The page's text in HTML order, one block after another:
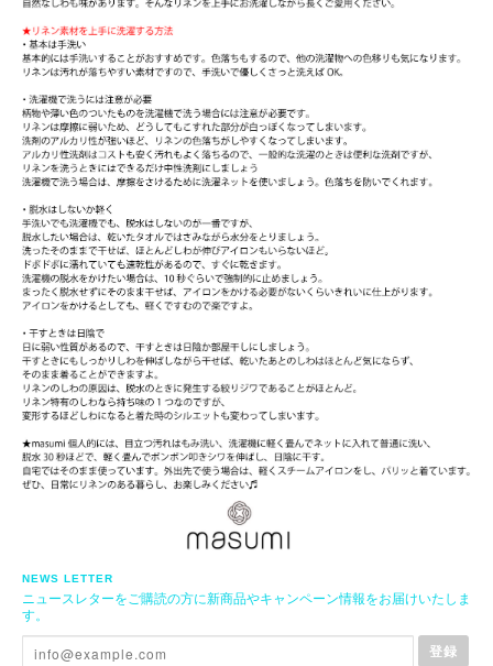
NEWS LETTER
ニュースレターをご購読の方に新商品やキャンペーン情報をお届けいたしま
す。
登録